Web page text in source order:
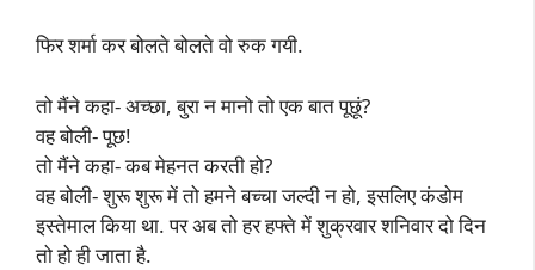
फिर शर्मा कर बोलते बोलते वो रुक गयी.
तो मैंने कहा- अच्छा, बुरा न मानो तो एक बात पूछूं?
वह बोली- पूछ!
तो मैंने कहा- कब मेहनत करती हो?
वह बोली- शुरू शुरू में तो हमने बच्चा जल्दी न हो, इसलिए कंडोम
इस्तेमाल किया था. पर अब तो हर हफ्ते में शुक्रवार शनिवार दो दिन
तो हो ही जाता है.